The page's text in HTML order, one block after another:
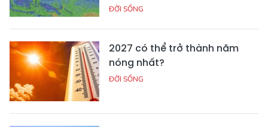
ĐỜI SỐNG
2027 có thể trở thành năm
nóng nhất?
ĐỜI SỐNG